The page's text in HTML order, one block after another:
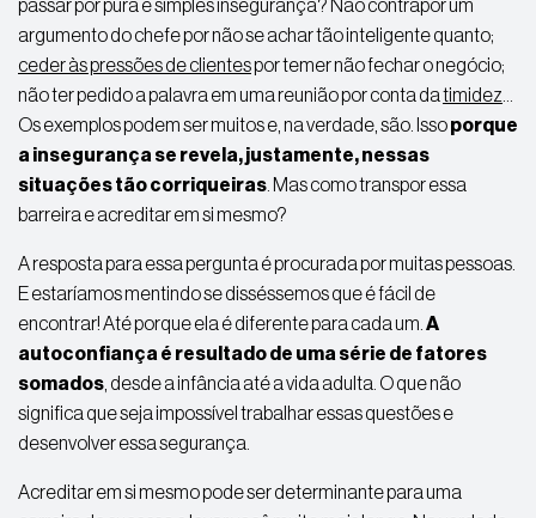
passar por pura e simples insegurança? Não contrapor um
argumento do chefe por não se achar tão inteligente quanto;
ceder às pressões de clientespor temer não fechar o negócio;
não ter pedido a palavra em uma reunião por conta datimidez
Os exemplos podem ser muitos e, na verdade, são. Issoporque
a insegurança se revela, justamente, nessas
situações tão corriqueiras . Mas como transpor essa
barreira e acreditar em si mesmo?
A resposta para essa pergunta é procurada por muitas pessoas.
E estaríamos mentindo se disséssemos que é fácil de
encontrar! Até porque ela é diferente para cada um. A
autoconfiança é resultado de uma série de fatores
somados , desde a infância até a vida adulta. O que não
significa que seja impossível trabalhar essas questões e
desenvolver essa segurança.
Acreditar em si mesmo pode ser determinante para uma